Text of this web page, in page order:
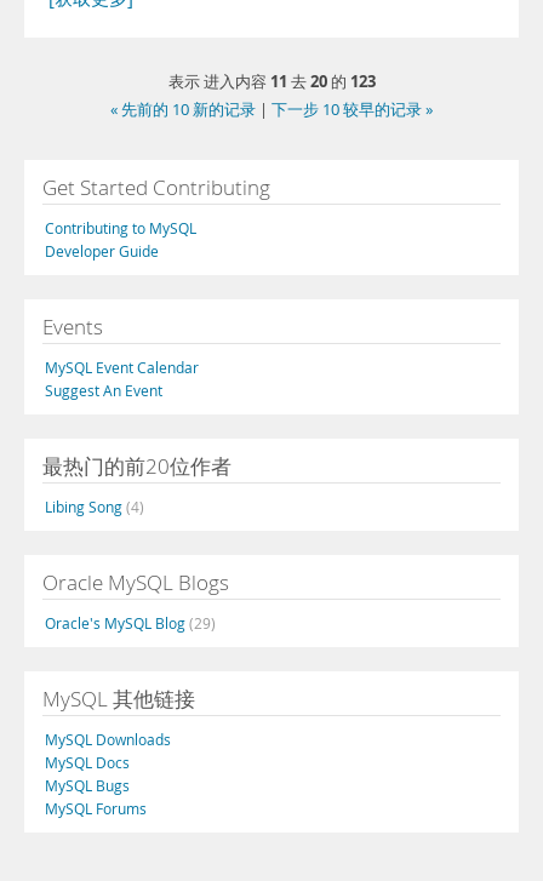
表示 进入内容 11 去20的 123
« 先前的 10 新的记录 | 下一步 10 较早的记录 »
Get Started Contributing
Contributing to MySQL
Developer Guide
Events
MySQL Event Calendar
Suggest An Event
最热门的前20位作者
Libing Song(4)
Oracle MySQL Blogs
Oracle's MySQL Blog(29)
MySQL 其他链接
MySQL Downloads
MySQL Docs
MySQL Bugs
MySQL Forums